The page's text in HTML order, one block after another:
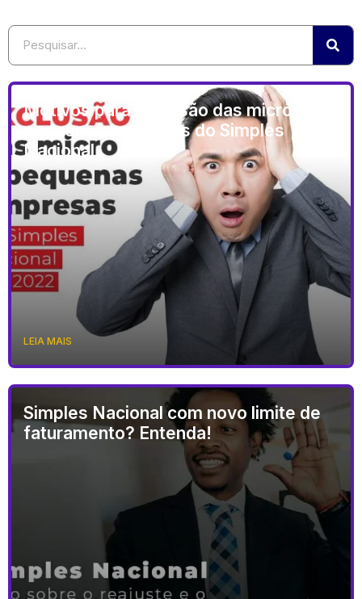
Motivos para exclusão das micro e
pequenas empresas do Simples
Nacional
LEIA MAIS
Simples Nacional com novo limite de
faturamento? Entenda!